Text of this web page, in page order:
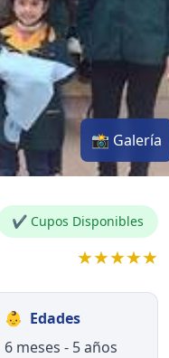
📸 Galería
✔ Cupos Disponibles
★★★★★
👶 Edades
6 meses - 5 años